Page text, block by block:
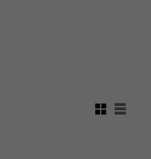
Rutnätsvy
Listvy